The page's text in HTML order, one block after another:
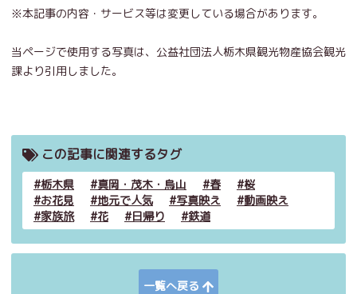
※本記事の内容・サービス等は変更している場合があります。
当ページで使用する写真は、公益社団法人栃木県観光物産協会観光
課より引用しました。
この記事に関連するタグ
栃木県 真岡・茂木・烏山 春
桜
お花見
地元で人気 写真映え
動画映え
家族旅
花 日帰り 鉄道
一覧へ戻る